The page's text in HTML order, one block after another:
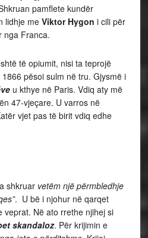
pamflete kundër
lidhje me Viktor Hygon i cili për
nga Franca.
të opiumit, nisi ta teprojë
pësoi sulm në tru. Gjysmë i
u kthye në Paris. Vdiq aty më
47-vjeçare. U varros në
vjet pas të birit vdiq edhe
shkruar vetëm një përmbledhje
. U bë i njohur në qarqet
veprat. Në ato rrethe njihej si
skandaloz. Për krijimin e